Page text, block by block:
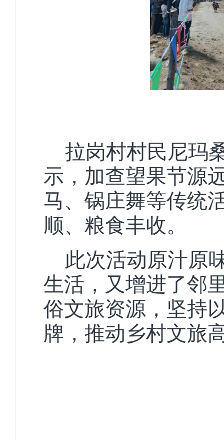
拉岗村村民尼玛
示，加查望果节源
马、锅庄舞等传统
顺、粮食丰收。
此次活动原汁原
生活，又增进了邻
俗文旅资源，坚持
牌，推动乡村文旅